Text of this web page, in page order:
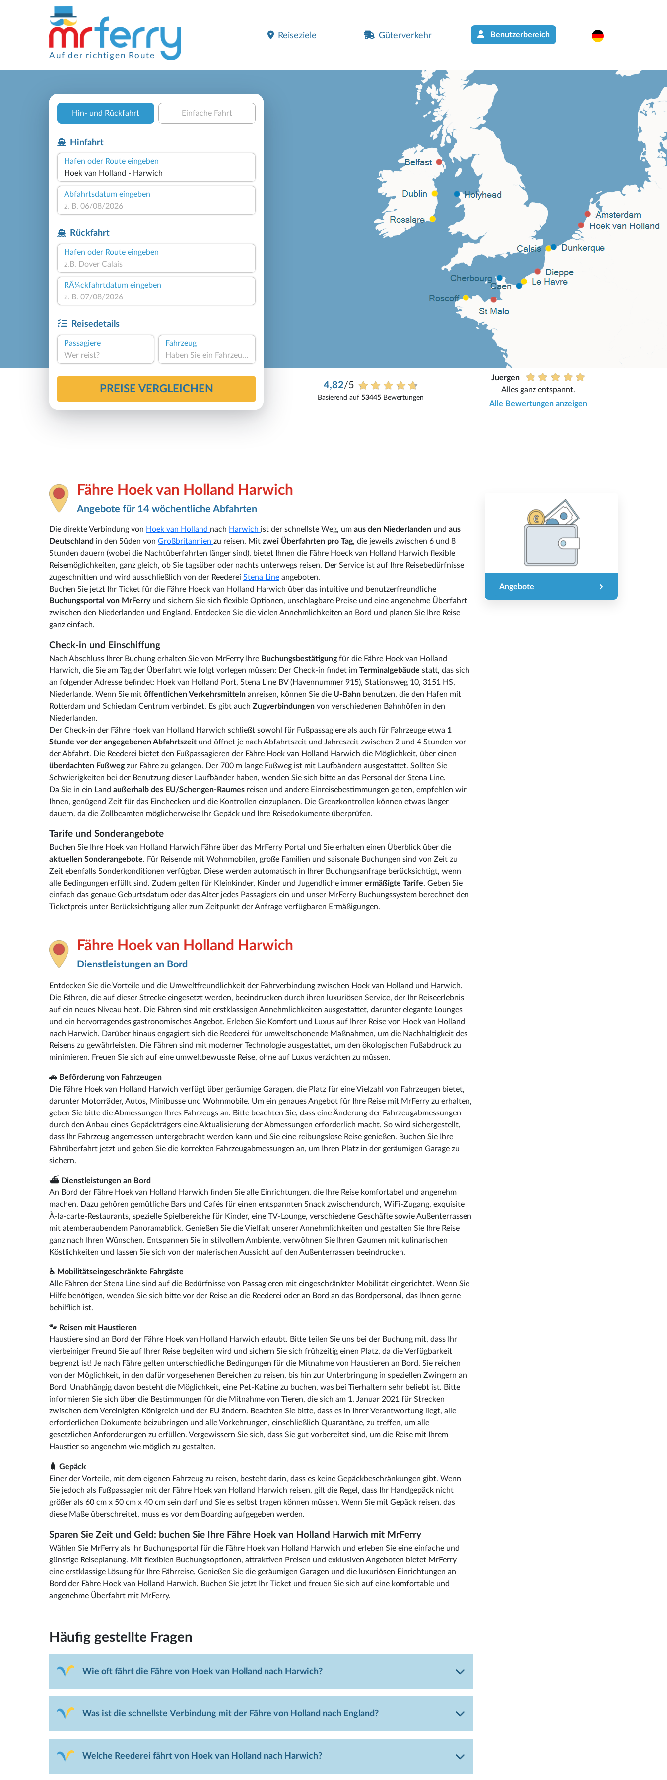
Auf der richtigen Route
Reiseziele Güterverkehr Benutzerbereich
Hin- und Rückfahrt Einfache Fahrt
Hinfahrt
Hafen oder Route eingeben
Abfahrtsdatum eingeben
Rückfahrt
Hafen oder Route eingeben
RÃ¼ckfahrtdatum eingeben
Reisedetails
Passagiere
Wer reist?
Fahrzeug
Haben Sie ein Fahrzeug?
PREISE VERGLEICHEN 4,82/5
Basierend auf53445 Bewertungen
Juergen
Alles ganz entspannt.
Alle Bewertungen anzeigen
Fähre Hoek van Holland Harwich
Angebote für 14 wöchentliche Abfahrten
Die direkte Verbindung von Hoek van Holland nach Harwich ist der schnellste Weg, um aus den Niederlanden und aus
Deutschland in den Süden von Großbritannien zu reisen. Mit zwei Überfahrten pro Tag, die jeweils zwischen 6 und 8
Stunden dauern (wobei die Nachtüberfahrten länger sind), bietet Ihnen die Fähre Hoeck van Holland Harwich flexible
Reisemöglichkeiten, ganz gleich, ob Sie tagsüber oder nachts unterwegs reisen. Der Service ist auf Ihre Reisebedürfnisse
zugeschnitten und wird ausschließlich von der Reederei Stena Line angeboten.
Buchen Sie jetzt Ihr Ticket für die Fähre Hoeck van Holland Harwich über das intuitive und benutzerfreundliche
Buchungsportal von MrFerryund sichern Sie sich flexible Optionen, unschlagbare Preise und eine angenehme Überfahrt
zwischen den Niederlanden und England. Entdecken Sie die vielen Annehmlichkeiten an Bord und planen Sie Ihre Reise
ganz einfach.
Check-in und Einschiffung
Nach Abschluss Ihrer Buchung erhalten Sie von MrFerry Ihre Buchungsbestätigungfür die Fähre Hoek van Holland
Harwich, die Sie am Tag der Überfahrt wie folgt vorlegen müssen: Der Check-in findet im Terminalgebäude statt, das sich
an folgender Adresse befindet: Hoek van Holland Port, Stena Line BV (Havennummer 915), Stationsweg 10, 3151 HS,
Niederlande. Wenn Sie mit öffentlichen Verkehrsmitteln anreisen, können Sie die U-Bahn benutzen, die den Hafen mit
Rotterdam und Schiedam Centrum verbindet. Es gibt auch Zugverbindungen von verschiedenen Bahnhöfen in den
Niederlanden.
Der Check-in der Fähre Hoek van Holland Harwich schließt sowohl für Fußpassagiere als auch für Fahrzeuge etwa 1
Stunde vor der angegebenen Abfahrtszeit und öffnet je nach Abfahrtszeit und Jahreszeit zwischen 2 und 4 Stunden vor
der Abfahrt. Die Reederei bietet den Fußpassagieren der Fähre Hoek van Holland Harwich die Möglichkeit, über einen
überdachten Fußwegzur Fähre zu gelangen. Der 700 m lange Fußweg ist mit Laufbändern ausgestattet. Sollten Sie
Schwierigkeiten bei der Benutzung dieser Laufbänder haben, wenden Sie sich bitte an das Personal der Stena Line.
Da Sie in ein Land außerhalb des EU/Schengen-Raumes reisen und andere Einreisebestimmungen gelten, empfehlen wir
Ihnen, genügend Zeit für das Einchecken und die Kontrollen einzuplanen. Die Grenzkontrollen können etwas länger
dauern, da die Zollbeamten möglicherweise Ihr Gepäck und Ihre Reisedokumente überprüfen.
Tarife und Sonderangebote
Buchen Sie Ihre Hoek van Holland Harwich Fähre über das MrFerry Portal und Sie erhalten einen Überblick über die
aktuellen Sonderangebote. Für Reisende mit Wohnmobilen, große Familien und saisonale Buchungen sind von Zeit zu
Zeit ebenfalls Sonderkonditionen verfügbar. Diese werden automatisch in Ihrer Buchungsanfrage berücksichtigt, wenn
alle Bedingungen erfüllt sind. Zudem gelten für Kleinkinder, Kinder und Jugendliche immer ermäßigte Tarife. Geben Sie
einfach das genaue Geburtsdatum oder das Alter jedes Passagiers ein und unser MrFerry Buchungssystem berechnet den
Ticketpreis unter Berücksichtigung aller zum Zeitpunkt der Anfrage verfügbaren Ermäßigungen.
Fähre Hoek van Holland Harwich
Dienstleistungen an Bord
Entdecken Sie die Vorteile und die Umweltfreundlichkeit der Fährverbindung zwischen Hoek van Holland und Harwich.
Die Fähren, die auf dieser Strecke eingesetzt werden, beeindrucken durch ihren luxuriösen Service, der Ihr Reiseerlebnis
auf ein neues Niveau hebt. Die Fähren sind mit erstklassigen Annehmlichkeiten ausgestattet, darunter elegante Lounges
und ein hervorragendes gastronomisches Angebot. Erleben Sie Komfort und Luxus auf Ihrer Reise von Hoek van Holland
nach Harwich. Darüber hinaus engagiert sich die Reederei für umweltschonende Maßnahmen, um die Nachhaltigkeit des
Reisens zu gewährleisten. Die Fähren sind mit moderner Technologie ausgestattet, um den ökologischen Fußabdruck zu
minimieren. Freuen Sie sich auf eine umweltbewusste Reise, ohne auf Luxus verzichten zu müssen.
🚗 Beförderung von Fahrzeugen
Die Fähre Hoek van Holland Harwich verfügt über geräumige Garagen, die Platz für eine Vielzahl von Fahrzeugen bietet,
darunter Motorräder, Autos, Minibusse und Wohnmobile. Um ein genaues Angebot für Ihre Reise mit MrFerry zu erhalten,
geben Sie bitte die Abmessungen Ihres Fahrzeugs an. Bitte beachten Sie, dass eine Änderung der Fahrzeugabmessungen
durch den Anbau eines Gepäckträgers eine Aktualisierung der Abmessungen erforderlich macht. So wird sichergestellt,
dass Ihr Fahrzeug angemessen untergebracht werden kann und Sie eine reibungslose Reise genießen. Buchen Sie Ihre
Fährüberfahrt jetzt und geben Sie die korrekten Fahrzeugabmessungen an, um Ihren Platz in der geräumigen Garage zu
sichern.
⛴️ Dienstleistungen an Bord
An Bord der Fähre Hoek van Holland Harwich finden Sie alle Einrichtungen, die Ihre Reise komfortabel und angenehm
machen. Dazu gehören gemütliche Bars und Cafés für einen entspannten Snack zwischendurch, WiFi-Zugang, exquisite
À-la-carte-Restaurants, spezielle Spielbereiche für Kinder, eine TV-Lounge, verschiedene Geschäfte sowie Außenterrassen
mit atemberaubendem Panoramablick. Genießen Sie die Vielfalt unserer Annehmlichkeiten und gestalten Sie Ihre Reise
ganz nach Ihren Wünschen. Entspannen Sie in stilvollem Ambiente, verwöhnen Sie Ihren Gaumen mit kulinarischen
Köstlichkeiten und lassen Sie sich von der malerischen Aussicht auf den Außenterrassen beeindrucken.
♿ Mobilitätseingeschränkte Fahrgäste
Alle Fähren der Stena Line sind auf die Bedürfnisse von Passagieren mit eingeschränkter Mobilität eingerichtet. Wenn Sie
Hilfe benötigen, wenden Sie sich bitte vor der Reise an die Reederei oder an Bord an das Bordpersonal, das Ihnen gerne
behilflich ist.
🐾 Reisen mit Haustieren
Haustiere sind an Bord der Fähre Hoek van Holland Harwich erlaubt. Bitte teilen Sie uns bei der Buchung mit, dass Ihr
vierbeiniger Freund Sie auf Ihrer Reise begleiten wird und sichern Sie sich frühzeitig einen Platz, da die Verfügbarkeit
begrenzt ist! Je nach Fähre gelten unterschiedliche Bedingungen für die Mitnahme von Haustieren an Bord. Sie reichen
von der Möglichkeit, in den dafür vorgesehenen Bereichen zu reisen, bis hin zur Unterbringung in speziellen Zwingern an
Bord. Unabhängig davon besteht die Möglichkeit, eine Pet-Kabine zu buchen, was bei Tierhaltern sehr beliebt ist. Bitte
informieren Sie sich über die Bestimmungen für die Mitnahme von Tieren, die sich am 1. Januar 2021 für Strecken
zwischen dem Vereinigten Königreich und der EU ändern. Beachten Sie bitte, dass es in Ihrer Verantwortung liegt, alle
erforderlichen Dokumente beizubringen und alle Vorkehrungen, einschließlich Quarantäne, zu treffen, um alle
gesetzlichen Anforderungen zu erfüllen. Vergewissern Sie sich, dass Sie gut vorbereitet sind, um die Reise mit Ihrem
Haustier so angenehm wie möglich zu gestalten.
🧳 Gepäck
Einer der Vorteile, mit dem eigenen Fahrzeug zu reisen, besteht darin, dass es keine Gepäckbeschränkungen gibt. Wenn
Sie jedoch als Fußpassagier mit der Fähre Hoek van Holland Harwich reisen, gilt die Regel, dass Ihr Handgepäck nicht
größer als 60 cm x 50 cm x 40 cm sein darf und Sie es selbst tragen können müssen. Wenn Sie mit Gepäck reisen, das
diese Maße überschreitet, muss es vor dem Boarding aufgegeben werden.
Sparen Sie Zeit und Geld: buchen Sie Ihre Fähre Hoek van Holland Harwich mit MrFerry
Wählen Sie MrFerry als Ihr Buchungsportal für die Fähre Hoek van Holland Harwich und erleben Sie eine einfache und
günstige Reiseplanung. Mit flexiblen Buchungsoptionen, attraktiven Preisen und exklusiven Angeboten bietet MrFerry
eine erstklassige Lösung für Ihre Fährreise. Genießen Sie die geräumigen Garagen und die luxuriösen Einrichtungen an
Bord der Fähre Hoek van Holland Harwich. Buchen Sie jetzt Ihr Ticket und freuen Sie sich auf eine komfortable und
angenehme Überfahrt mit MrFerry.
Häufig gestellte Fragen
Wie oft fährt die Fähre von Hoek van Holland nach Harwich?
Was ist die schnellste Verbindung mit der Fähre von Holland nach England?
Welche Reederei fährt von Hoek van Holland nach Harwich?
Angebote